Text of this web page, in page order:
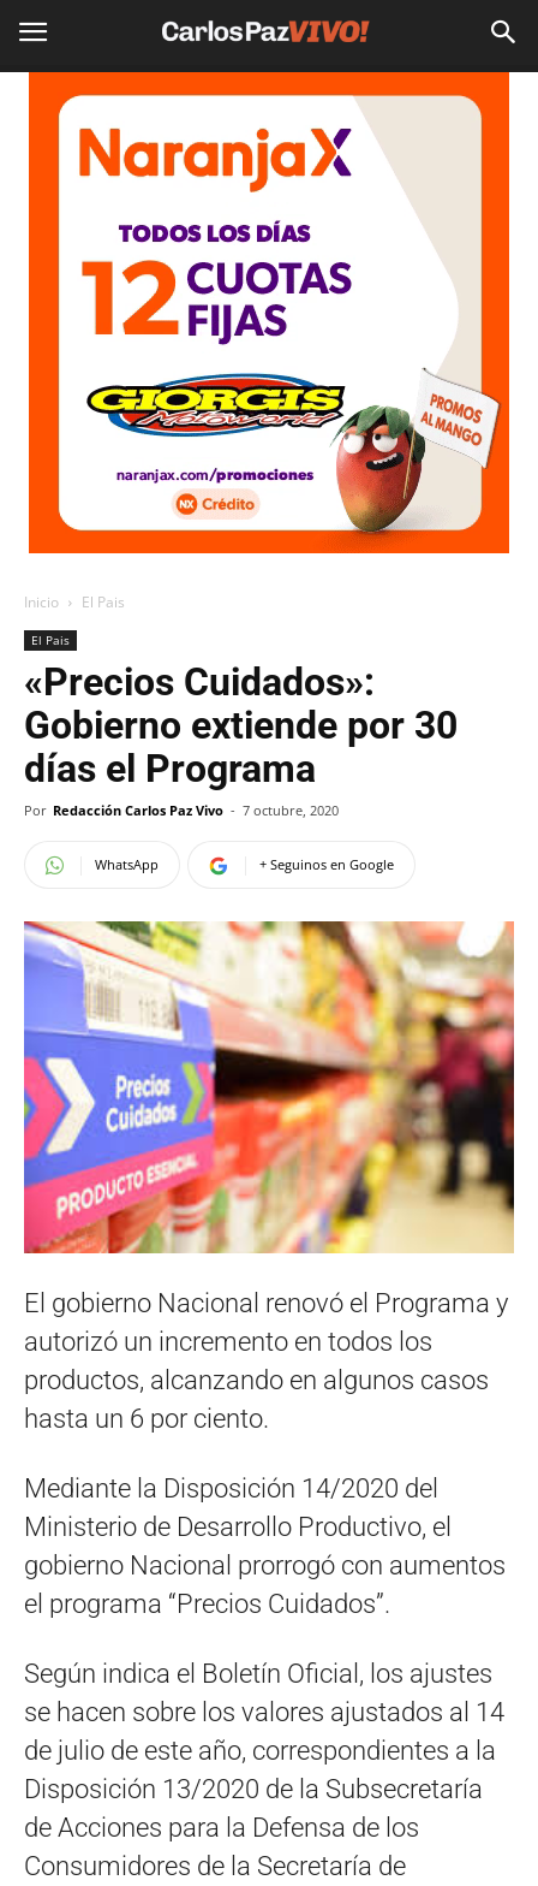
Inicio El Pais
El Pais
«Precios Cuidados»:
Gobierno extiende por 30
días el Programa
Por Redacción Carlos Paz Vivo - 7 octubre, 2020
WhatsApp + Seguinos en Google
El gobierno Nacional renovó el Programa y
autorizó un incremento en todos los
productos, alcanzando en algunos casos
hasta un 6 por ciento.
Mediante la Disposición 14/2020 del
Ministerio de Desarrollo Productivo, el
gobierno Nacional prorrogó con aumentos
el programa “Precios Cuidados”.
Según indica el Boletín Oficial, los ajustes
se hacen sobre los valores ajustados al 14
de julio de este año, correspondientes a la
Disposición 13/2020 de la Subsecretaría
de Acciones para la Defensa de los
Consumidores de la Secretaría de